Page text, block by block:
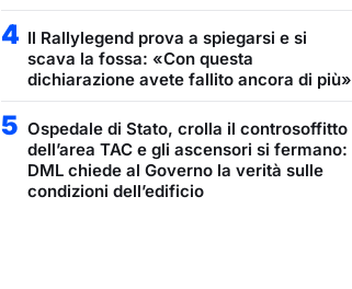
4 Il Rallylegend prova a spiegarsi e si
scava la fossa: «Con questa
dichiarazione avete fallito ancora di più»
5 Ospedale di Stato, crolla il controsoffitto
dell’area TAC e gli ascensori si fermano:
DML chiede al Governo la verità sulle
condizioni dell’edificio